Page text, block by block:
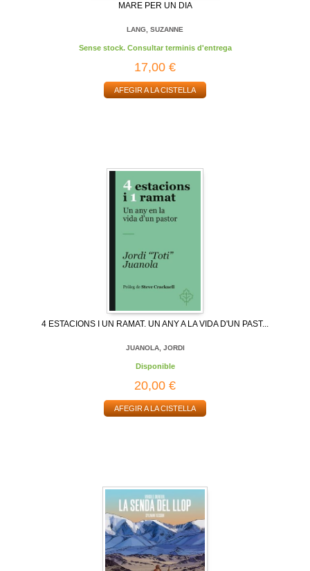
MARE PER UN DIA
LANG, SUZANNE
Sense stock. Consultar terminis d'entrega
17,00 €
AFEGIR A LA CISTELLA
4 ESTACIONS I UN RAMAT. UN ANY A LA VIDA D'UN PAST...
JUANOLA, JORDI
Disponible
20,00 €
AFEGIR A LA CISTELLA